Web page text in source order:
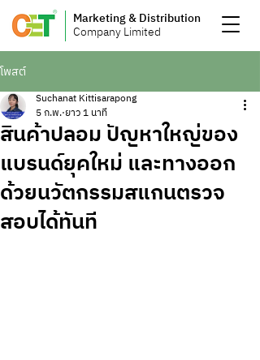
Marketing & Distribution
Company Limited
โพสต์
สินค้าปลอม ปัญหาใหญ่ของ
แบรนด์ยุคใหม่ และทางออก
ด้วยนวัตกรรมสแกนตรวจ
สอบได้ทันที
Suchanat Kittisarapong
5 ก.พ. ยาว 1 นาที